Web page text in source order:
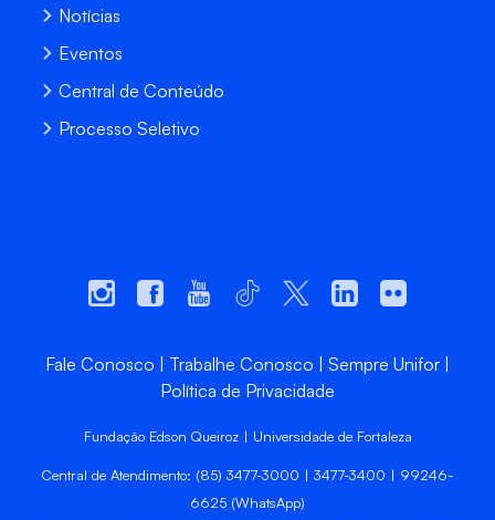
Notícias
Eventos
Central de Conteúdo
Processo Seletivo
Fale Conosco Trabalhe Conosco
Sempre Unifor
Política de Privacidade
Fundação Edson Queiroz | Universidade de Fortaleza
Central de Atendimento: (85) 3477-3000 | 3477-3400 | 99246-
6625 (WhatsApp)